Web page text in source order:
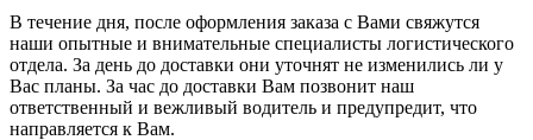
В течение дня, после оформления заказа с Вами свяжутся
наши опытные и внимательные специалисты логистического
отдела. За день до доставки они уточнят не изменились ли у
Вас планы. За час до доставки Вам позвонит наш
ответственный и вежливый водитель и предупредит, что
направляется к Вам.